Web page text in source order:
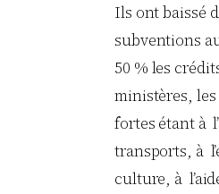
Ils ont baissé
subventions
50 % les
ministères, les
fortes étant à
transports, à
culture, à